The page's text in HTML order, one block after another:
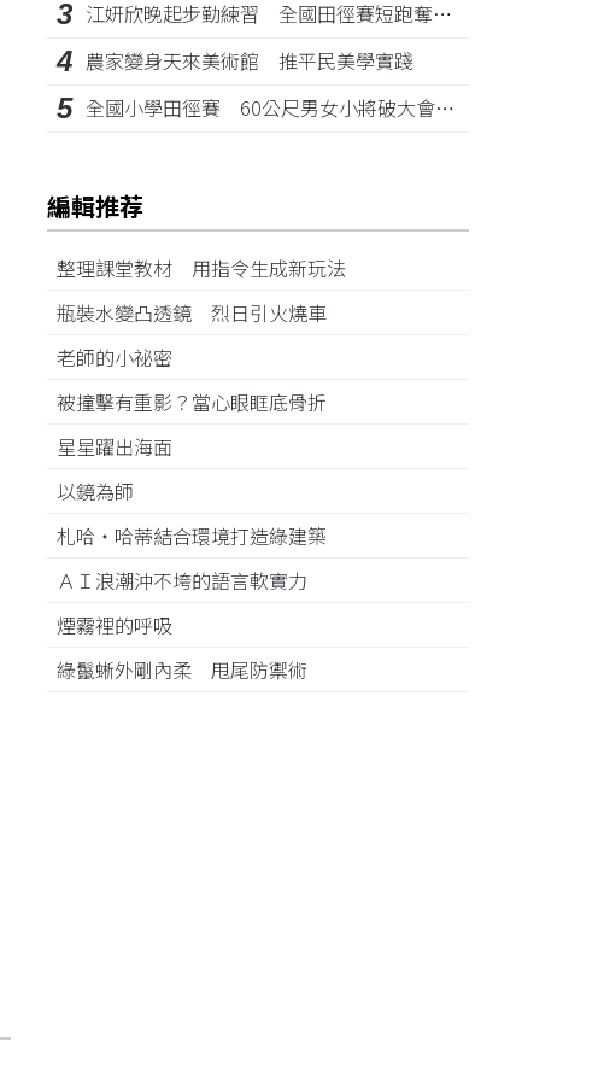
3 江姸欣晚起步勤練習 全國田徑賽短跑奪金摘銅
4 農家變身天來美術館 推平民美學實踐
5 全國小學田徑賽 60公尺男女小將破大會紀錄
編輯推荐
整理課堂教材 用指令生成新玩法
瓶裝水變凸透鏡 烈日引火燒車
老師的小祕密
被撞擊有重影？當心眼眶底骨折
星星躍出海面
以鏡為師
札哈‧哈蒂結合環境打造綠建築
ＡＩ浪潮沖不垮的語言軟實力
煙霧裡的呼吸
綠鬣蜥外剛內柔 甩尾防禦術